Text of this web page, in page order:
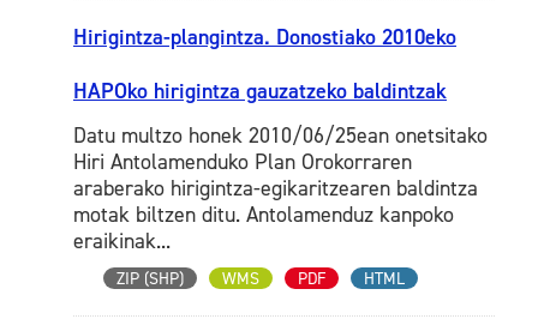
Hirigintza-plangintza. Donostiako 2010eko
HAPOko hirigintza gauzatzeko baldintzak
Datu multzo honek 2010/06/25ean onetsitako
Hiri Antolamenduko Plan Orokorraren
araberako hirigintza-egikaritzearen baldintza
motak biltzen ditu. Antolamenduz kanpoko
eraikinak...
ZIP (SHP) WMS PDF HTML